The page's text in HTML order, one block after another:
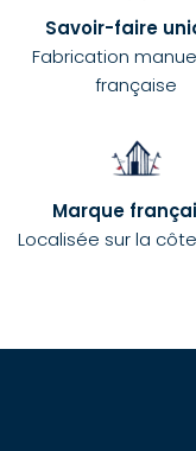
Savoir-faire
Fabrication
française
Marque
Localisée sur la